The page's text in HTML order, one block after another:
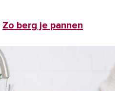
Zo berg je pannen